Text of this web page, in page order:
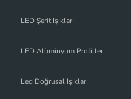
LED Şerit Işıklar
LED Alüminyum Profiller
Led Doğrusal Işıklar